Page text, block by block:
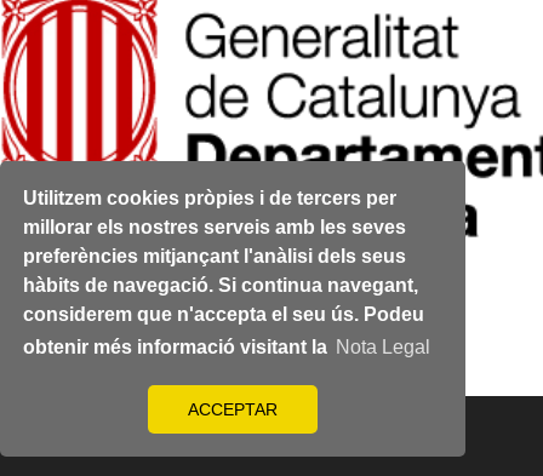
Utilitzem cookies pròpies i de tercers per
millorar els nostres serveis amb les seves
preferències mitjançant l'anàlisi dels seus
hàbits de navegació. Si continua navegant,
considerem que n'accepta el seu ús. Podeu
obtenir més informació visitant la Nota Legal
ACCEPTAR
Pàgina 4 de 4
Anterior
Següent